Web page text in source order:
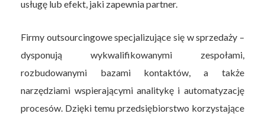
usługę lub efekt, jaki zapewnia partner.
Firmy outsourcingowe specjalizujące się w sprzedaży –
dysponują wykwalifikowanymi zespołami,
rozbudowanymi bazami kontaktów, a także
narzędziami wspierającymi analitykę i automatyzację
procesów. Dzięki temu przedsiębiorstwo korzystające